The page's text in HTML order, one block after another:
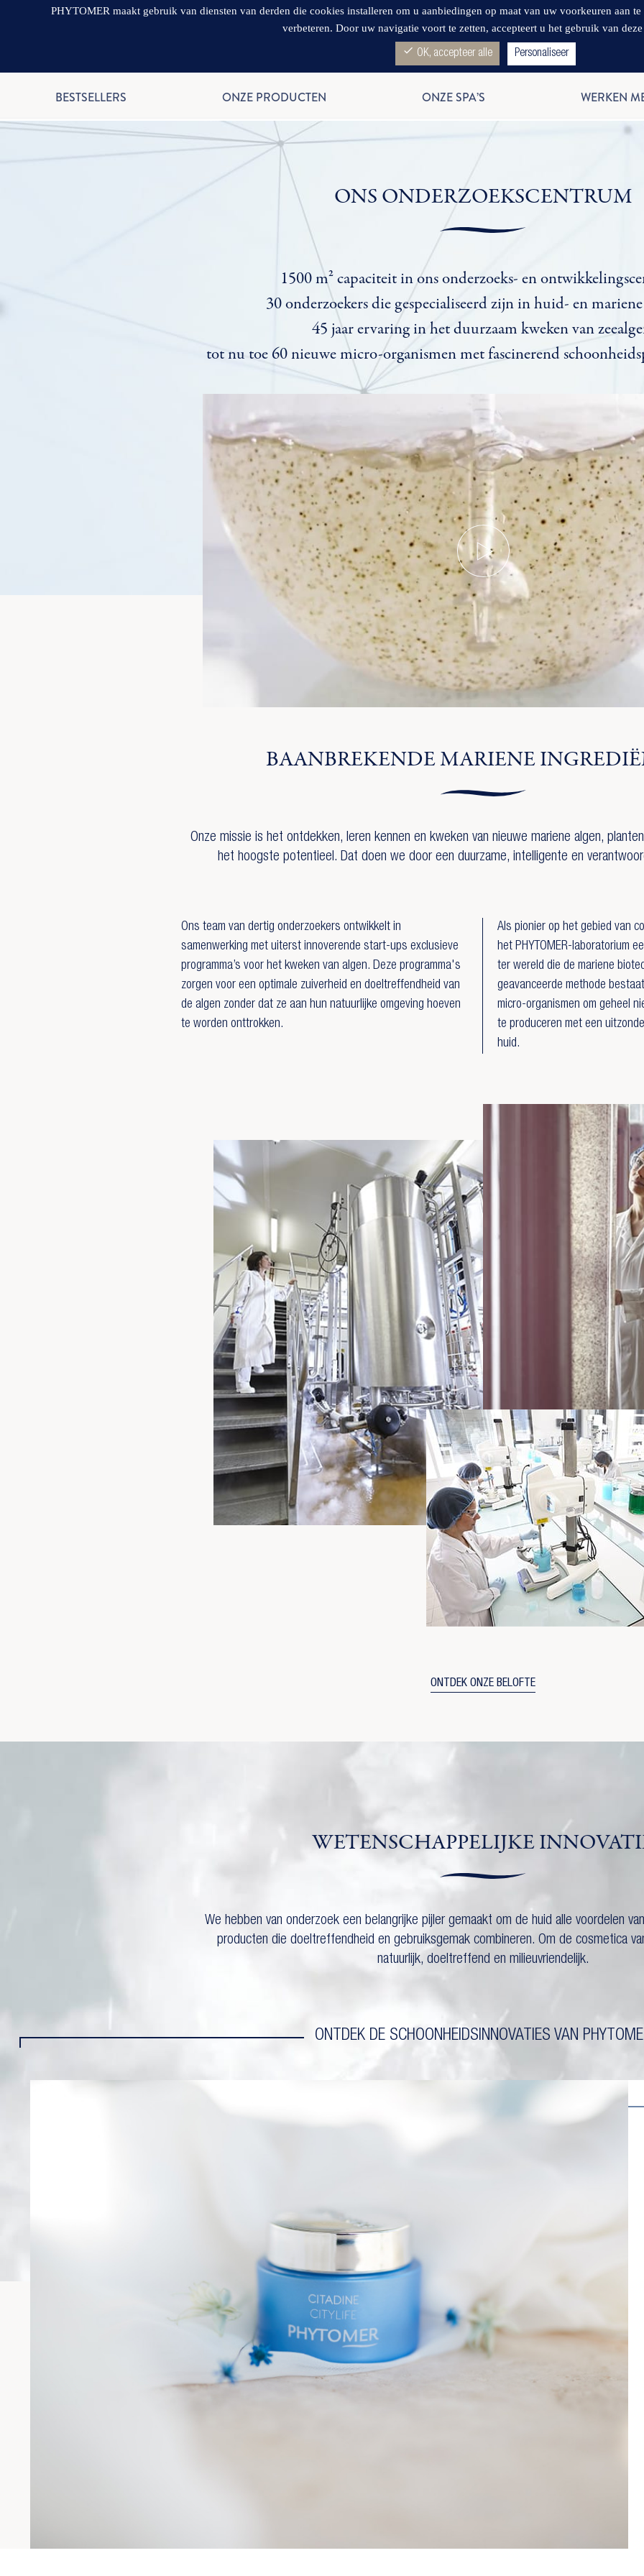
U moet ingelogd zijn om producten in uw verlanglijst op te slaan.
BESTSELLERS ONZE PRODUCTEN ONZE SPA’S WERKEN
ONS ONDERZOEKSCENTRUM
1500 m² capaciteit in ons onderzoeks- en
30 onderzoekers die gespecialiseerd zijn in huid- en
45 jaar ervaring in het duurzaam kweken van
tot nu toe 60 nieuwe micro-organismen met fascinerend
BAANBREKENDE MARIENE
Onze missie is het ontdekken, leren kennen en kweken van nieuwe mariene algen,
het hoogste potentieel. Dat doen we door een duurzame, intelligente en
Ons team van dertig onderzoekers ontwikkelt in
samenwerking met uiterst innoverende start-ups exclusieve
programma’s voor het kweken van algen. Deze programma's
zorgen voor een optimale zuiverheid en doeltreffendheid van
de algen zonder dat ze aan hun natuurlijke omgeving hoeven
te worden onttrokken.
Als pionier op het gebied van
het PHYTOMER-laboratorium
ter wereld die de mariene
geavanceerde methode
micro-organismen om geheel
te produceren met een
huid.
ONTDEK ONZE BELOFTE
WETENSCHAPPELIJKE
We hebben van onderzoek een belangrijke pijler gemaakt om de huid alle voordelen
producten die doeltreffendheid en gebruiksgemak combineren. Om de cosmetica
natuurlijk, doeltreffend en milieuvriendelijk.
ONTDEK DE SCHOONHEIDSINNOVATIES VAN
PHYTOMER maakt gebruik van diensten van derden die cookies installeren om u aanbiedingen op maat van uw voorkeuren aan
verbeteren. Door uw navigatie voort te zetten, accepteert u het gebruik van
check OK, accepteer alle Personaliseer